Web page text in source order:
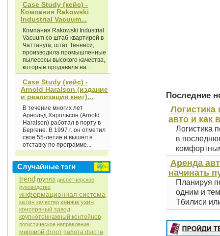
Case Study (кейс) -
Компания Rakowski
Industrial Vacuum...
Компания Rakowski Industrial
Vacuum со штаб-квартирой в
Чаттануга, штат Теннеси,
производила промышленные
пылесосы высокого качества,
которые продавала на...
Case Study (кейс) -
Arnold Haralson (издание
и реализация книг)...
В течение многих лет
Арнольд Харольсон (Arnold
Haralson) работал в порту в
Бергене. В 1997 г. он отметил
свое 55-летие и вышел в
отставку по программе...
Случайные тэги
trend группа диспетчерское
руководство
информационная система
катин качество кенжегузин
консервный завод
крупнотоннажный контейнер
логистическое направление
мировой флот работа флота
Последние
Логистика
авто и как
Логистика
в
Аренда
начинать
Планируя
одним и
Тбилиси